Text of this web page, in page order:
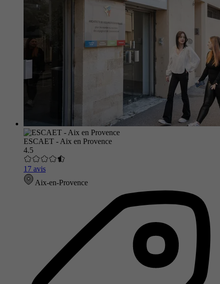
ESCAET - Aix en Provence
4.5
17 avis
Aix-en-Provence